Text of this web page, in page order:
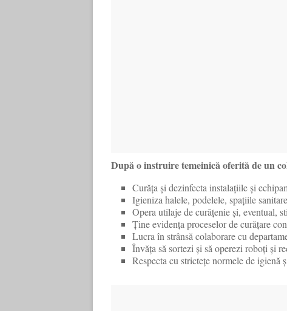
După o instruire temeinică oferită de un
Curăța și dezinfecta instalațiile și
Igieniza halele, podelele, spațiile
Opera utilaje de curățenie și, eventual,
Ține evidența proceselor de curățare
Lucra în strânsă colaborare cu
Învăța să sortezi și să operezi roboți și
Respecta cu strictețe normele de igienă